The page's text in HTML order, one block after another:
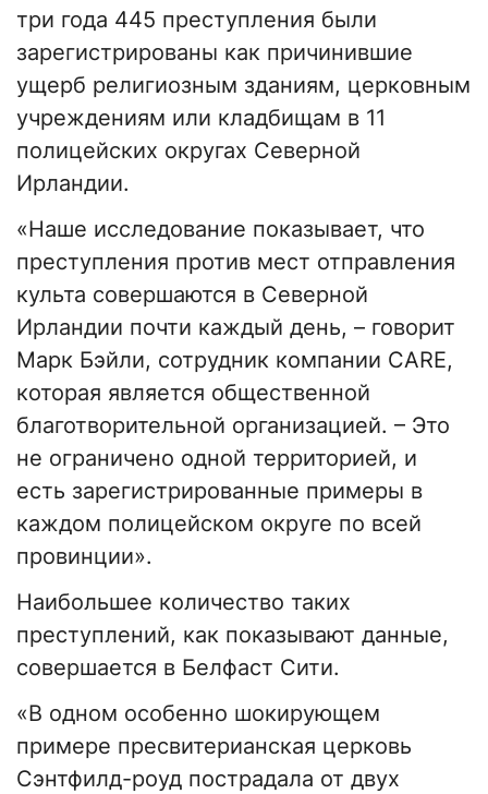
три года 445 преступления были
зарегистрированы как причинившие
ущерб религиозным зданиям, церковным
учреждениям или кладбищам в 11
полицейских округах Северной
Ирландии.
«Наше исследование показывает, что
преступления против мест отправления
культа совершаются в Северной
Ирландии почти каждый день, – говорит
Марк Бэйли, сотрудник компании CARE,
которая является общественной
благотворительной организацией. – Это
не ограничено одной территорией, и
есть зарегистрированные примеры в
каждом полицейском округе по всей
провинции».
Наибольшее количество таких
преступлений, как показывают данные,
совершается в Белфаст Сити.
«В одном особенно шокирующем
примере пресвитерианская церковь
Сэнтфилд-роуд пострадала от двух